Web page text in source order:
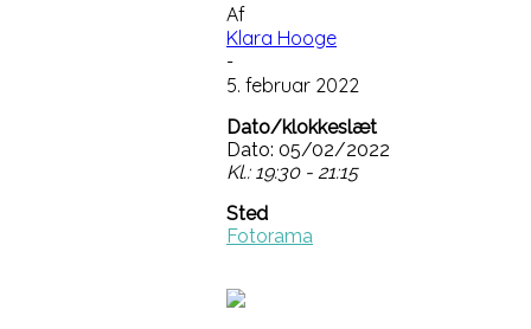
Af
Klara Hooge
-
5. februar 2022
Dato/klokkeslæt
Dato: 05/02/2022
Kl.: 19:30 - 21:15
Sted
Fotorama